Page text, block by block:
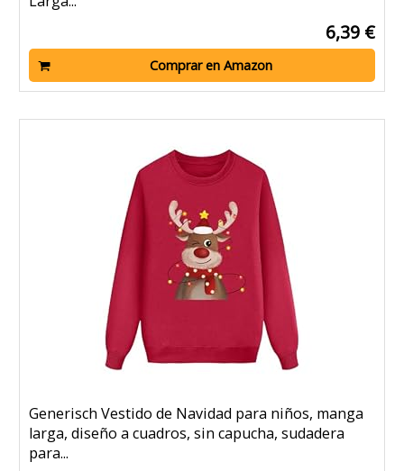
6,39 €
Comprar en Amazon
Generisch Vestido de Navidad para niños, manga
larga, diseño a cuadros, sin capucha, sudadera
para...